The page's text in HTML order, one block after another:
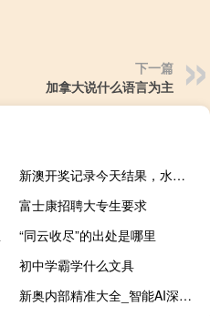
下一篇
加拿大说什么语言为主
新澳开奖记录今天结果，水平精选答案落实_GD144.67
富士康招聘大专生要求
“同云收尽”的出处是哪里
初中学霸学什么文具
新奥内部精准大全_智能AI深度解析_百家号版v47.08.104